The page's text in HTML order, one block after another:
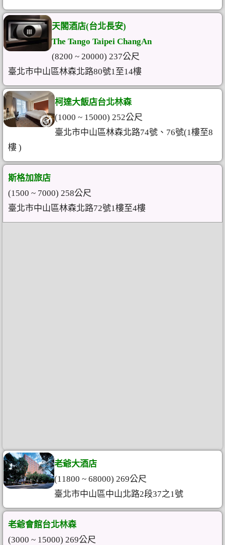
天閣酒店(台北長安)
The Tango Taipei ChangAn
(8200 ~ 20000) 237公尺
臺北市中山區林森北路80號1至14樓
柯達大飯店台北林森
(1000 ~ 15000) 252公尺
臺北市中山區林森北路74號、76號(1樓至8
樓 )
斯格加旅店
(1500 ~ 7000) 258公尺
臺北市中山區林森北路72號1樓至4樓
老爺大酒店
(11800 ~ 68000) 269公尺
臺北市中山區中山北路2段37之1號
老爺會館台北林森
(3000 ~ 15000) 269公尺